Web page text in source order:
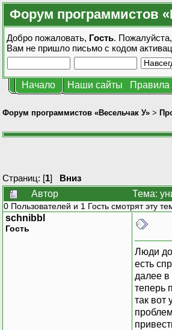
Форум программистов
Добро пожаловать, Гость. Пожалуйста,
Вам не пришло письмо с кодом
Начало Наши сайты Правила
Форум программистов «Весельчак У» >
Страниц: [1] Вниз
Автор
Тема:
0 Пользователей и 1 Гость смотрят эту
schnibbl
Гость
Люди
есть
далее в
теперь
так вот